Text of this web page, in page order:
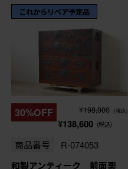
これからリペア予定品
30%OFF ¥198,000 (税込)
¥138,600 (税込)
商品番号 R-074053
和製アンティーク 前面栗